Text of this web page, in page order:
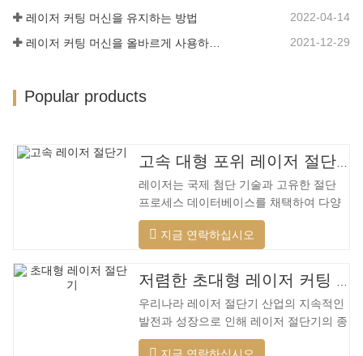
레이저 커팅 머신을 유지하는 방법 2022-04-14
레이저 커팅 머신을 올바르게 사용하는 방법? 2021-12-29
Popular products
고속 대형 포위 레이저 절단기
레이저는 국제 첨단 기술과 고유한 절단
프로세스 데이터베이스를 채택하여 다양
한 재료에 대해 다양한 지능형 절단을 수
행하고, 절단 표면을 최적화하고, 더 넓은
나은 품질 및 더 낮은 비용을 적용할 수 있
습니다. 저전력에서 고출력 레이저 범위까
지. 레이저 헤드는 자동으로 장애물을 피
할 수 있습니다. 레이저 헤드는 높은 동적
반응을 수행하고 장애물을 사전에 예측하
지금 연락하십시오
저렴한 초대형 레이저 커팅 머신
우리나라 레이저 절단기 산업의 지속적인
발전과 성장으로 인해 레이저 절단기의 종
류가 점점 더 많아지고 있으며 레이저 절